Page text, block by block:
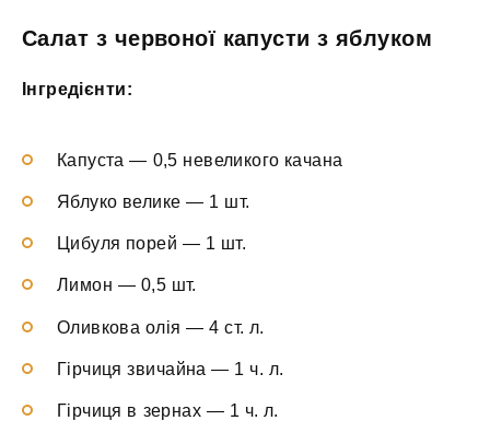
Салат з червоної капусти з яблуком
Інгредієнти:
Капуста — 0,5 невеликого качана
Яблуко велике — 1 шт.
Цибуля порей — 1 шт.
Лимон — 0,5 шт.
Оливкова олія — 4 ст. л.
Гірчиця звичайна — 1 ч. л.
Гірчиця в зернах — 1 ч. л.